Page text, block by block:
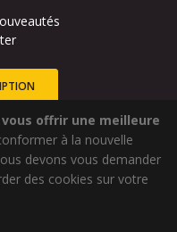
offrir une meilleure
à la nouvelle
devons vous demander
des cookies sur votre